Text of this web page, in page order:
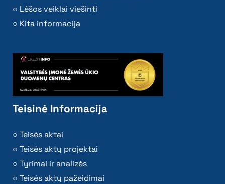
Lėšos veiklai viešinti
Kita informacija
Teisinė Informacija
Teisės aktai
Teisės aktų projektai
Tyrimai ir analizės
Teisės aktų pažeidimai